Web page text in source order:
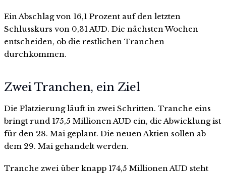
Ein Abschlag von 16,1 Prozent auf den letzten
Schlusskurs von 0,31 AUD. Die nächsten Wochen
entscheiden, ob die restlichen Tranchen
durchkommen.
Zwei Tranchen, ein Ziel
Die Platzierung läuft in zwei Schritten. Tranche eins
bringt rund 175,5 Millionen AUD ein, die Abwicklung ist
für den 28. Mai geplant. Die neuen Aktien sollen ab
dem 29. Mai gehandelt werden.
Tranche zwei über knapp 174,5 Millionen AUD steht